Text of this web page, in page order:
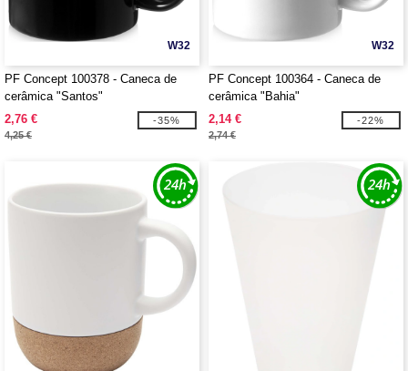
W32
PF Concept 100378 - Caneca de
cerâmica "Santos"
2,76 €
4,25 €
-35%
W32
PF Concept 100364 - Caneca de
cerâmica "Bahia"
2,14 €
2,74 €
-22%